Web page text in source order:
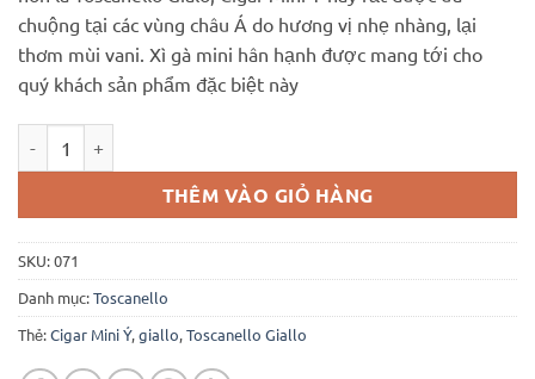
chuộng tại các vùng châu Á do hương vị nhẹ nhàng, lại
thơm mùi vani. Xì gà mini hân hạnh được mang tới cho
quý khách sản phẩm đặc biệt này
THÊM VÀO GIỎ HÀNG
SKU:071
Danh mục:Toscanello
Thẻ:Cigar Mini Ý,giallo,Toscanello Giallo